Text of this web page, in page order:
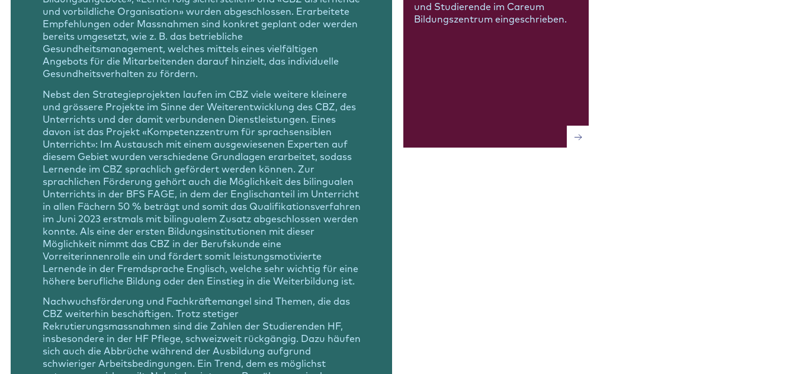
und vorbildliche Organisation» wurden abgeschlossen. Erarbeitete
Empfehlungen oder Massnahmen sind konkret geplant oder werden
bereits umgesetzt, wie z. B. das betriebliche
Gesundheitsmanagement, welches mittels eines vielfältigen
Angebots für die Mitarbeitenden darauf hinzielt, das individuelle
Gesundheitsverhalten zu fördern.
Nebst den Strategieprojekten laufen im CBZ viele weitere kleinere
und grössere Projekte im Sinne der Weiterentwicklung des CBZ, des
Unterrichts und der damit verbundenen Dienstleistungen. Eines
davon ist das Projekt «Kompetenzzentrum für sprachsensiblen
Unterricht»: Im Austausch mit einem ausgewiesenen Experten auf
diesem Gebiet wurden verschiedene Grundlagen erarbeitet, sodass
Lernende im CBZ sprachlich gefördert werden können. Zur
sprachlichen Förderung gehört auch die Möglichkeit des bilingualen
Unterrichts in der BFS FAGE, in dem der Englischanteil im Unterricht
in allen Fächern 50 % beträgt und somit das Qualifikationsverfahren
im Juni 2023 erstmals mit bilingualem Zusatz abgeschlossen werden
konnte. Als eine der ersten Bildungsinstitutionen mit dieser
Möglichkeit nimmt das CBZ in der Berufskunde eine
Vorreiterinnenrolle ein und fördert somit leistungsmotivierte
Lernende in der Fremdsprache Englisch, welche sehr wichtig für eine
höhere berufliche Bildung oder den Einstieg in die Weiterbildung ist.
Nachwuchsförderung und Fachkräftemangel sind Themen, die das
CBZ weiterhin beschäftigen. Trotz stetiger
Rekrutierungsmassnahmen sind die Zahlen der Studierenden HF,
insbesondere in der HF Pflege, schweizweit rückgängig. Dazu häufen
sich auch die Abbrüche während der Ausbildung aufgrund
schwieriger Arbeitsbedingungen. Ein Trend, dem es möglichst
und Studierende im Careum
Bildungszentrum eingeschrieben.